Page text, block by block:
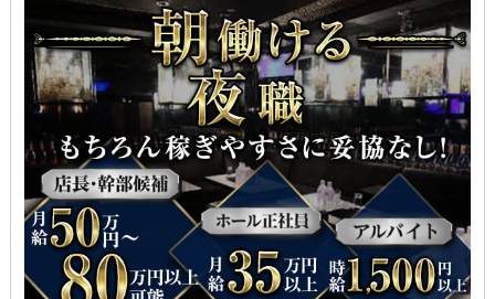
＝＝＝＝＝＝＝＝＝＝＝＝＝＝＝＝＝＝＝＝＝
✻待遇面も充実✻
・引っ越し費用補助制度
⇒入社半年後に適用！
費用を抑えて、新生活をスタートできます！
・寮完備(共同相部屋)
⇒即入居可能◎
この機会に上京を検討している方も
お気軽にご相談ください。
・食事補助あり
⇒もちろん無料！
食費を節約できるのも大きなメリットです◎
▶店長・幹部候補
月給60万円～
▶ホールスタッフ
月給40万円～／日給15,000円～
お好きな方を選択可能
╚════════════════╝
╭━━━━━━━━━━━━━╮
最短3ヶ月で役職者へ
╰━━━━━━ｖ━━━━━━╯
充実した《研修制度》があるため
未経験者さんも段階を踏んで
レベルアップできるのがメリット。